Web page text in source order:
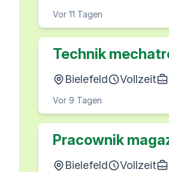
Vor 11 Tagen
Technik
Bielefeld Vollzeit
Vor 9 Tagen
Pracownik
Bielefeld Vollzeit